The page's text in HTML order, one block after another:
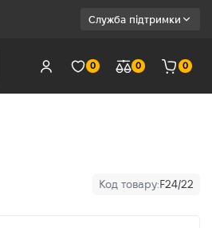
Служба підтримки
0 0 0
Код товару:F24/22